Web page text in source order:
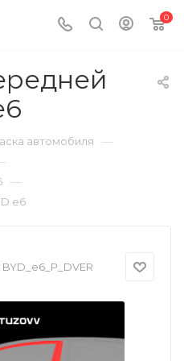
0
автомобиля —
—
e6
BYD_e6_P_DVER